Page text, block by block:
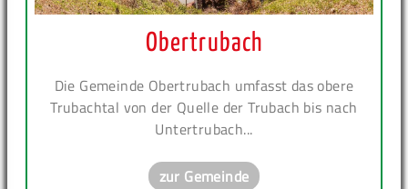
Obertrubach
Die Gemeinde Obertrubach umfasst das obere
Trubachtal von der Quelle der Trubach bis nach
Untertrubach...
zur Gemeinde